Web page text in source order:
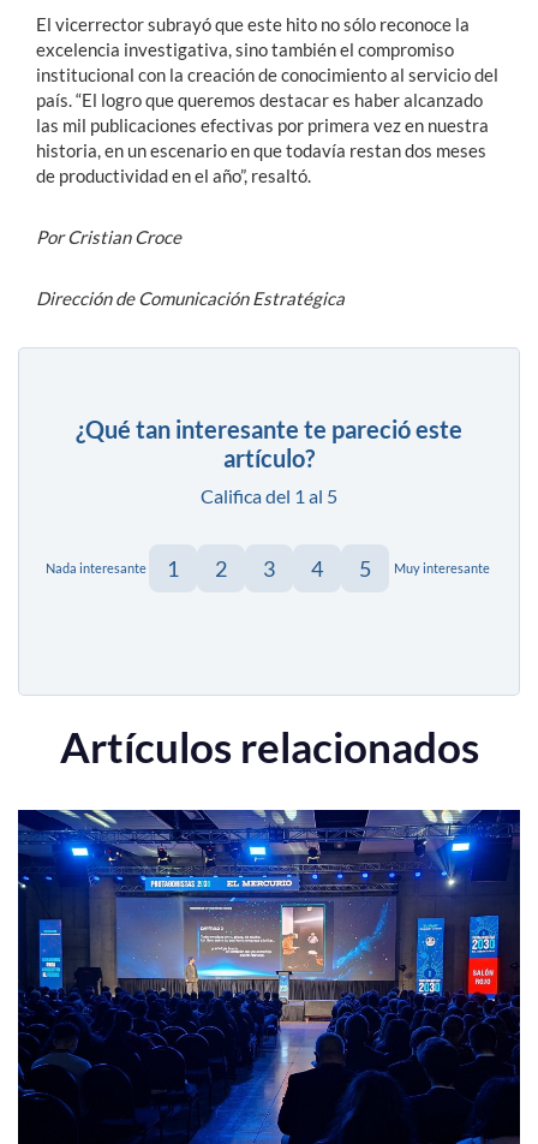
El vicerrector subrayó que este hito no sólo reconoce la
excelencia investigativa, sino también el compromiso
institucional con la creación de conocimiento al servicio del
país. “El logro que queremos destacar es haber alcanzado
las mil publicaciones efectivas por primera vez en nuestra
historia, en un escenario en que todavía restan dos meses
de productividad en el año”, resaltó.
Por Cristian Croce
Dirección de Comunicación Estratégica
¿Qué tan interesante te pareció este
artículo?
Califica del 1 al 5
Nada interesante 1 2 3 4 5 Muy interesante
Artículos relacionados